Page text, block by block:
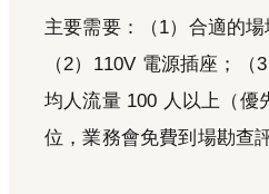
主要需要：（1）合適的場
（2）110V 電源插座；（
均人流量 100 人以上（優
位，業務會免費到場勘查評